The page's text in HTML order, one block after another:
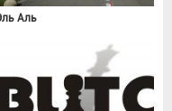
Аль